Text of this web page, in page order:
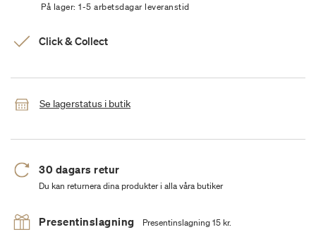
På lager: 1-5 arbetsdagar leveranstid
Click & Collect
Se lagerstatus i butik
30 dagars retur
Du kan returnera dina produkter i alla våra butiker
Presentinslagning Presentinslagning 15 kr.